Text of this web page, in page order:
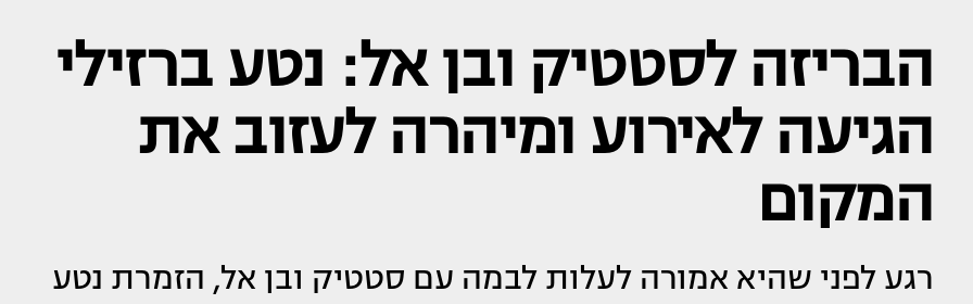
הבריזה לסטטיק ובן אל: נטע ברזילי
הגיעה לאירוע ומיהרה לעזוב את
המקום
רגע לפני שהיא אמורה לעלות לבמה עם סטטיק ובן אל, הזמרת נטע